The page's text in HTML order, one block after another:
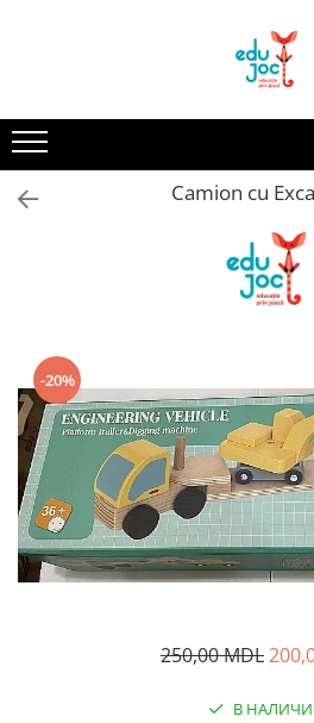
1-2 ani
3-4 ani
5-7 ani
Camion cu
-20%
250,00 MDL
В